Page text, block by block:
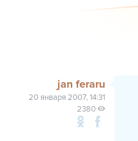
jan feraru
20 января 2007, 14:31
2380